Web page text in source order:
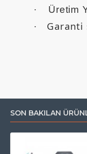
·
Üretim
·
Garanti
SON BAKILAN